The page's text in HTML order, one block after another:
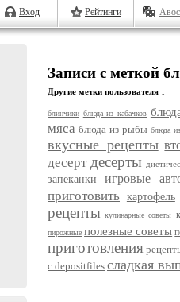
Вход Рейтинги
Записи с меткой
Другие метки пользователя ↓
блинчики блюда из кабачков
мяса блюда из рыбы блюда
вкусные рецепты
десерт десерты
запеканки игровые
приготовить картофель
рецепты кулинарные советы
пирожные полезные советы
приготовления
с depositfiles сладкая